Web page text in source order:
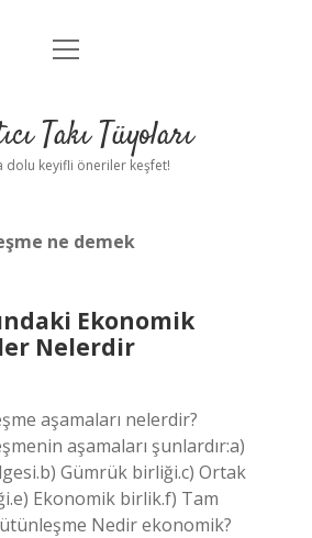
Anasayfa
Yasal Uyarı
menüyü
Takı Tüyoları
dolu keyifli öneriler keşfet!
ne demek
Ekonomik
Nelerdir
aşamaları nelerdir?
aşamaları şunlardır:a)
Gümrük birliği.c) Ortak
Ekonomik birlik.f) Tam
Nedir ekonomik?